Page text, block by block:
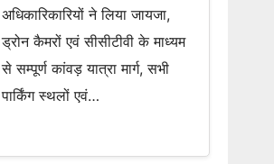
अधिकारिकारियों ने लिया जायजा,
ड्रोन कैमरों एवं सीसीटीवी के माध्यम
से सम्पूर्ण कांवड़ यात्रा मार्ग, सभी
पार्किंग स्थलों एवं…